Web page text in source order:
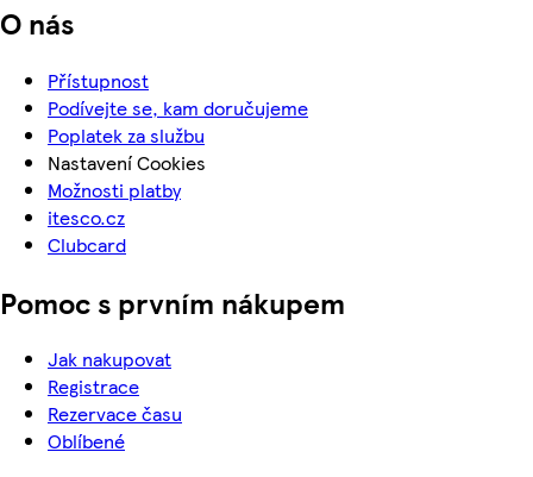
O nás
Přístupnost
Podívejte se, kam doručujeme
Poplatek za službu
Nastavení Cookies
Možnosti platby
itesco.cz
Clubcard
Pomoc s prvním nákupem
Jak nakupovat
Registrace
Rezervace času
Oblíbené